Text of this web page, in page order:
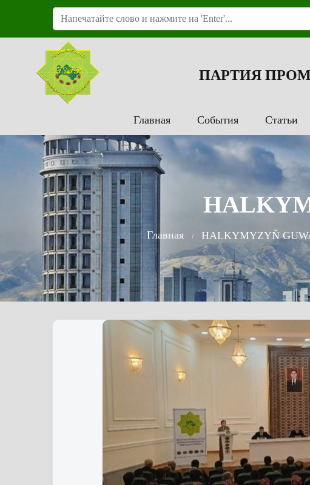
ПАРТИЯ
Главная События Статьи
Главная HALKYMYZYŇ